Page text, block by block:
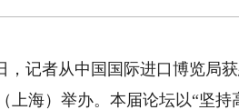
，记者从中国国际进口博览局
上海）举办。本届论坛以“坚